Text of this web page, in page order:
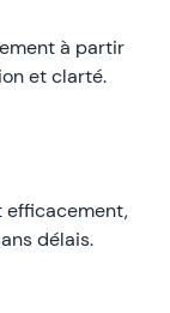
à partir
et clarté.
efficacement,
délais.